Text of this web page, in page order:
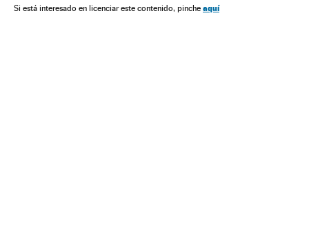
Financiamento ilegal Lavagem dinheiro Petrobras
Si está interesado en licenciar este contenido, pinche aquí